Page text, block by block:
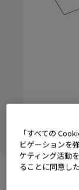
「すべての
ビゲーションを
ケティング活動
ることに同意し